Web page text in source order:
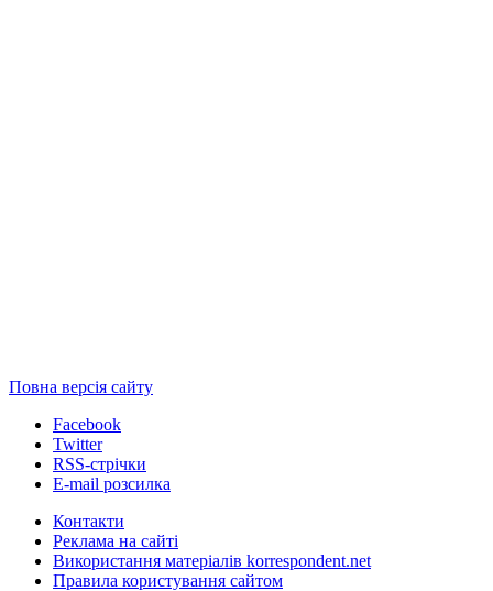
Повна версія сайту
Facebook
Twitter
RSS-стрічки
E-mail розсилка
Контакти
Реклама на сайті
Використання матеріалів korrespondent.net
Правила користування сайтом